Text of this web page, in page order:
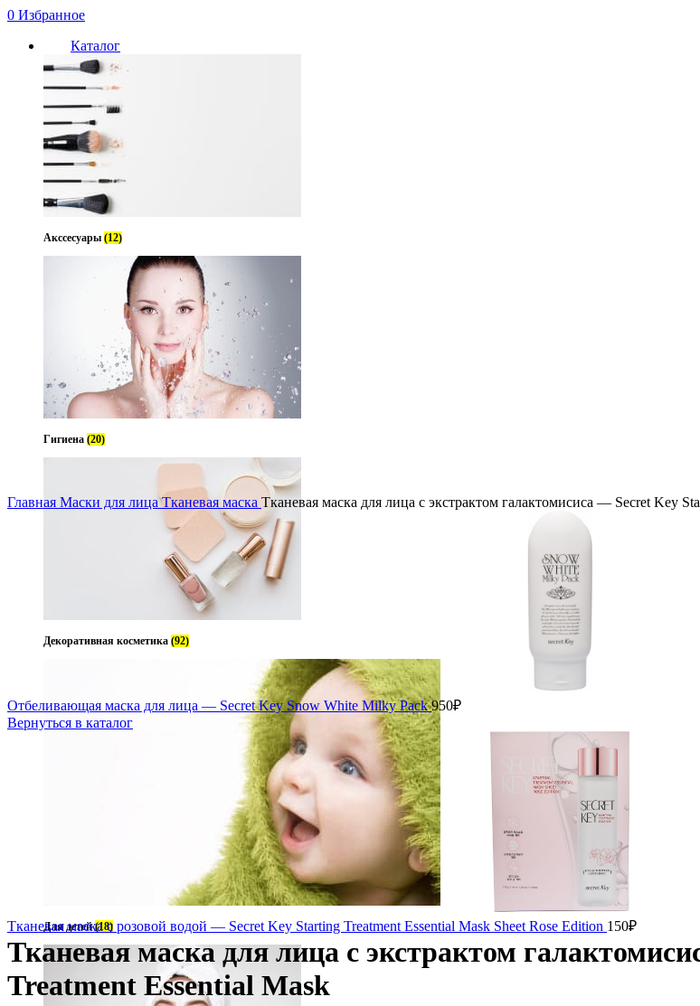
0 Избранное
Каталог
Акссесуары (12)
Гигиена (20)
Декоративная косметика (92)
Для детей(18)
Увеличить
Главная Маски для лицаТканевая маска Тканевая маска для лица с экстрактом галактомисиса — Secret Key
Отбеливающая маска для лица — Secret Key Snow White Milky Pack950₽
Вернуться в каталог
Тканевая маска с розовой водой — Secret Key Starting Treatment Essential Mask Sheet Rose Edition 150₽
Тканевая маска для лица с экстрактом
Treatment Essential Mask